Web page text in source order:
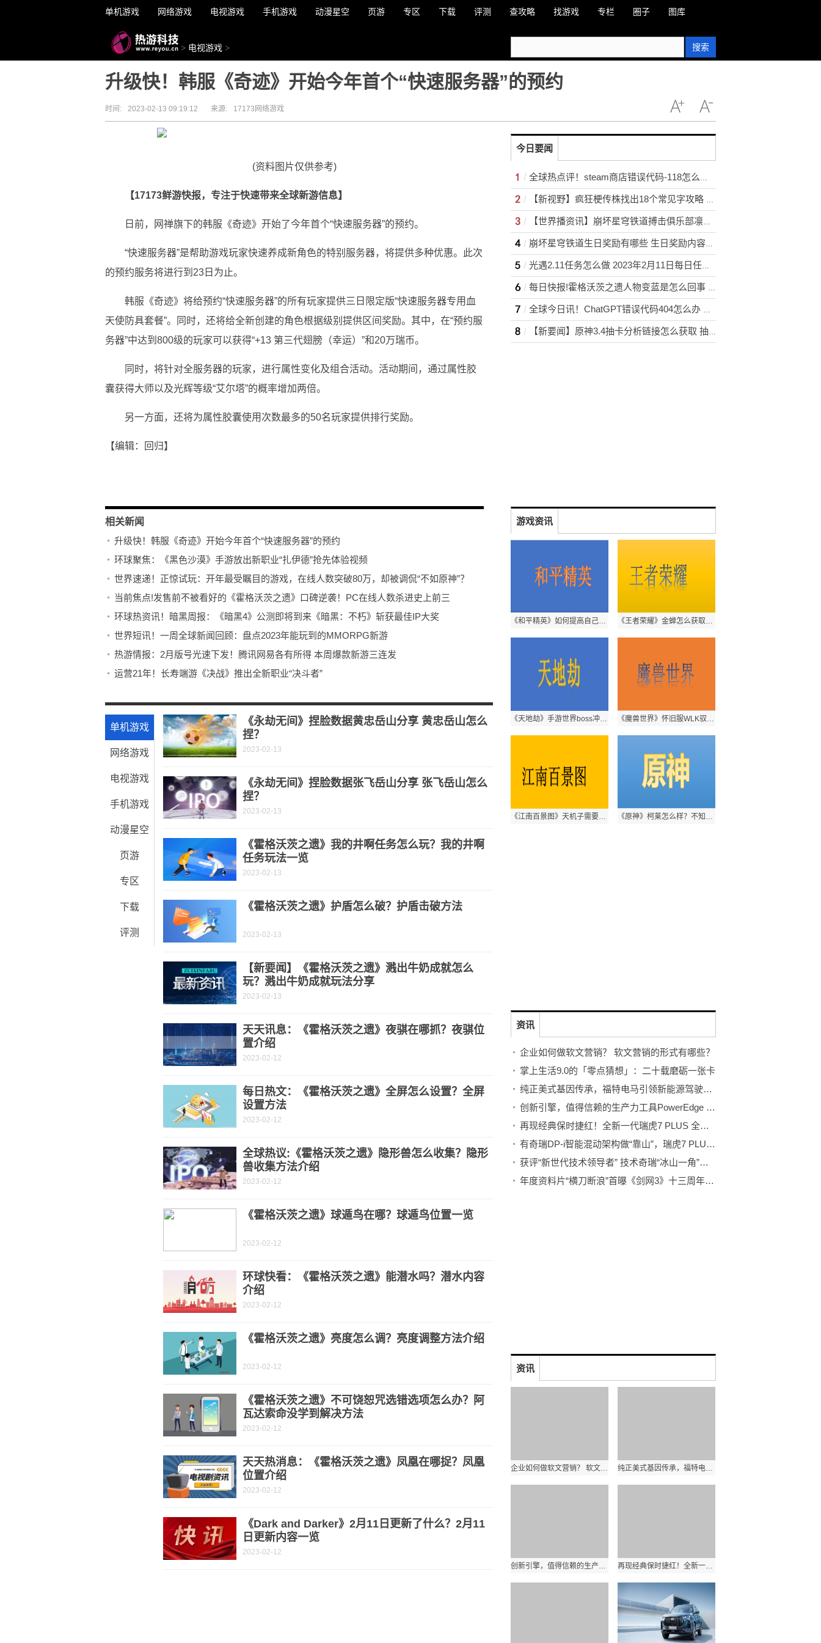
单机游戏 网络游戏 电视游戏 手机游戏 动漫星空 页游 专区 下载 评测 查攻略 找游戏 专栏 圈子 图库
> 电视游戏 > 搜索
升级快！韩服《奇迹》开始今年首个“快速服务器”的预约
时间: 2023-02-13 09:19:12 来源: 17173网络游戏
(资料图片仅供参考)
【17173鲜游快报，专注于快速带来全球新游信息】
日前，网禅旗下的韩服《奇迹》开始了今年首个“快速服务器”的预约。
“快速服务器”是帮助游戏玩家快速养成新角色的特别服务器，将提供多种优惠。此次
的预约服务将进行到23日为止。
韩服《奇迹》将给预约“快速服务器”的所有玩家提供三日限定版“快速服务器专用血
天使防具套餐”。同时，还将给全新创建的角色根据级别提供区间奖励。其中，在“预约服
务器”中达到800级的玩家可以获得“+13 第三代翅膀（幸运）”和20万瑞币。
同时，将针对全服务器的玩家，进行属性变化及组合活动。活动期间，通过属性胶
囊获得大师以及光辉等级“艾尔塔”的概率增加两倍。
另一方面，还将为属性胶囊使用次数最多的50名玩家提供排行奖励。
【编辑：回归】
相关新闻
升级快！韩服《奇迹》开始今年首个“快速服务器”的预约
环球聚焦：《黑色沙漠》手游放出新职业“扎伊德”抢先体验视频
世界速递！正惊试玩：开年最受瞩目的游戏，在线人数突破80万，却被调侃“不如原神”？
当前焦点!发售前不被看好的《霍格沃茨之遗》口碑逆袭！PC在线人数杀进史上前三
环球热资讯！暗黑周报：《暗黑4》公测即将到来《暗黑：不朽》斩获最佳IP大奖
世界短讯！一周全球新闻回顾：盘点2023年能玩到的MMORPG新游
热游情报：2月版号光速下发！腾讯网易各有所得 本周爆款新游三连发
运营21年！长寿端游《决战》推出全新职业“决斗者”
单机游戏
网络游戏
电视游戏
手机游戏
动漫星空
页游
专区
下载
评测
《永劫无间》捏脸数据黄忠岳山分享 黄忠岳山怎么
捏？
2023-02-13
《永劫无间》捏脸数据张飞岳山分享 张飞岳山怎么
捏？
2023-02-13
《霍格沃茨之遗》我的井啊任务怎么玩？我的井啊
任务玩法一览
2023-02-13
《霍格沃茨之遗》护盾怎么破？护盾击破方法
2023-02-13
【新要闻】《霍格沃茨之遗》溅出牛奶成就怎么
玩？溅出牛奶成就玩法分享
2023-02-13
天天讯息：《霍格沃茨之遗》夜骐在哪抓？夜骐位
置介绍
2023-02-12
每日热文：《霍格沃茨之遗》全屏怎么设置？全屏
设置方法
2023-02-12
全球热议:《霍格沃茨之遗》隐形兽怎么收集？隐形
兽收集方法介绍
2023-02-12
《霍格沃茨之遗》球遁鸟在哪？球遁鸟位置一览
2023-02-12
环球快看：《霍格沃茨之遗》能潜水吗？潜水内容
介绍
2023-02-12
《霍格沃茨之遗》亮度怎么调？亮度调整方法介绍
2023-02-12
《霍格沃茨之遗》不可饶恕咒选错选项怎么办？阿
瓦达索命没学到解决方法
2023-02-12
天天热消息：《霍格沃茨之遗》凤凰在哪捉？凤凰
位置介绍
2023-02-12
《Dark and Darker》2月11日更新了什么？2月11
日更新内容一览
2023-02-12
今日要闻
全球热点评！steam商店错误代码-118怎么办 错误代码-118解决方法[多图]
【新视野】疯狂梗传株找出18个常见字攻略 猜字株18个字正确答案分享[多图]
【世界播资讯】崩坏星穹铁道搏击俱乐部凛冬已至攻略 搏击俱乐部凛冬已通关打法推荐[多图]
崩坏星穹铁道生日奖励有哪些 生日奖励内容及领取方法[多图]
光遇2.11任务怎么做 2023年2月11日每日任务完成攻略[多图]
每日快报!霍格沃茨之遗人物变蓝是怎么回事 人物蓝色原因和解决方法[多图]
全球今日讯！ChatGPT错误代码404怎么办 使用时报错404、502解决方法[多图]
【新要闻】原神3.4抽卡分析链接怎么获取 抽卡分析链接获取工具地址[多图]
游戏资讯
《和平精英》如何提高自己的技术？提高技术的方法是什么呢？ 《王者荣耀》金蝉怎么获取？获取方法是什么呢？
《天地劫》手游世界boss冲榜攻略分享 感兴趣的玩家快来看看吧！ 《魔兽世界》怀旧服WLK驭龙赛任务跳不下来该怎么处理？处理方式介绍
《江南百景图》天机子需要多少卷轴？卷轴数量介绍来喽！ 《原神》柯莱怎么样？不知道的玩家快来看看吧！
资讯
企业如何做软文营销？ 软文营销的形式有哪些？
掌上生活9.0的「零点猜想」：二十载磨砺一张卡
纯正美式基因传承，福特电马引领新能源驾驶体验
创新引擎，值得信赖的生产力工具PowerEdge T550塔式服务器
再现经典保时捷红！全新一代瑞虎7 PLUS 全新内饰首曝光
有奇瑞DP-i智能混动架构做“靠山”，瑞虎7 PLUS新能源到底有多颠覆？
获评“新世代技术领导者” 技术奇瑞“冰山一角”获新华社点赞
年度资料片“横刀断浪”首曝《剑网3》十三周年发布会回顾
资讯
企业如何做软文营销？ 软文营销的形式有哪些？ 纯正美式基因传承，福特电马引领新能源驾驶体验
创新引擎，值得信赖的生产力工具PowerEdge T550塔式服务器 再现经典保时捷红！全新一代瑞虎7 PLUS 全新内饰首曝光